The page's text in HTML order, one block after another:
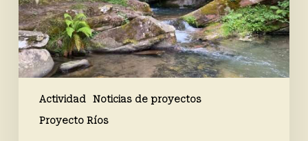
Actividad
Noticias de proyectos
Proyecto Ríos
Ríos